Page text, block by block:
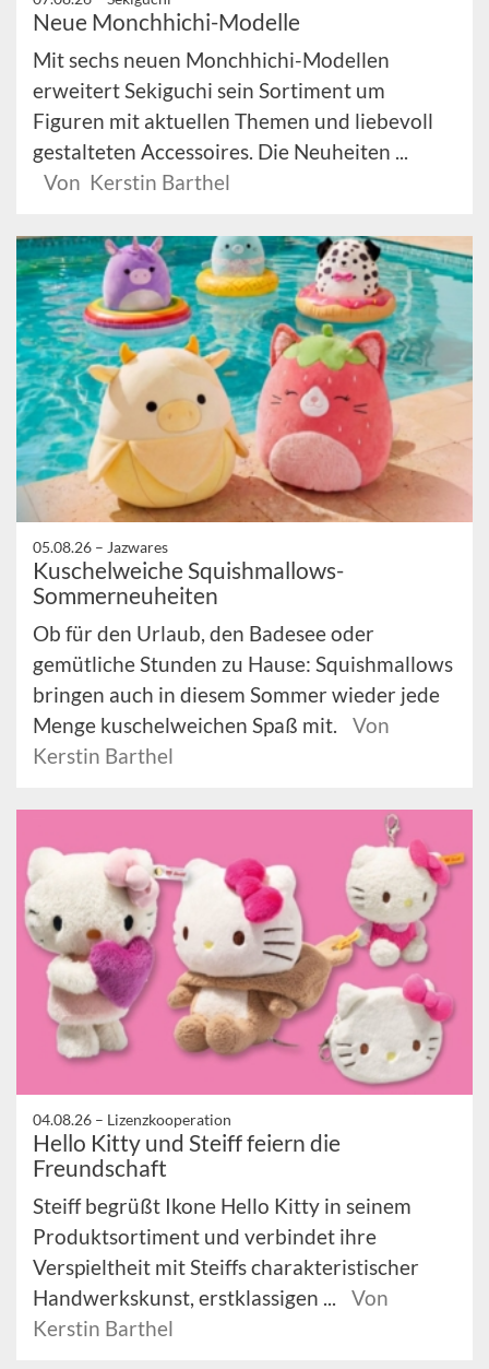
Neue Monchhichi-Modelle
Mit sechs neuen Monchhichi-Modellen
erweitert Sekiguchi sein Sortiment um
Figuren mit aktuellen Themen und liebevoll
gestalteten Accessoires. Die Neuheiten ...
Von Kerstin Barthel
05.08.26 – Jazwares
Kuschelweiche Squishmallows-
Sommerneuheiten
Ob für den Urlaub, den Badesee oder
gemütliche Stunden zu Hause: Squishmallows
bringen auch in diesem Sommer wieder jede
Menge kuschelweichen Spaß mit.
Von
Kerstin Barthel
04.08.26 – Lizenzkooperation
Hello Kitty und Steiff feiern die
Freundschaft
Steiff begrüßt Ikone Hello Kitty in seinem
Produktsortiment und verbindet ihre
Verspieltheit mit Steiffs charakteristischer
Handwerkskunst, erstklassigen ...
Von
Kerstin Barthel